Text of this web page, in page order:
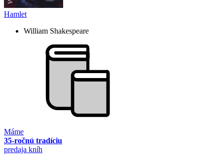
Hamlet
William Shakespeare
Máme
35-ročnú tradíciu
predaja kníh